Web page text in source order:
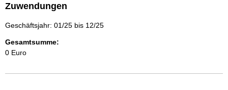
Zuwendungen
Geschäftsjahr: 01/25 bis 12/25
Gesamtsumme:
0 Euro